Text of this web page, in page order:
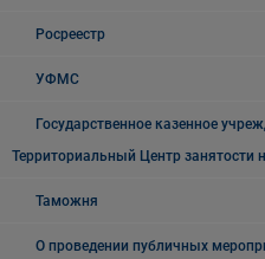
Росреестр
УФМС
Государственное казенное
Территориальный Центр занятости
Таможня
О проведении публичных